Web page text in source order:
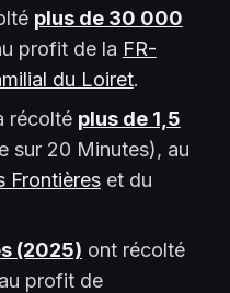
plus de 30 000
profit de la FR-
du Loiret.
récolté plus de 1,5
sur 20 Minutes), au
Frontièreset du
(2025) ont récolté
profit de